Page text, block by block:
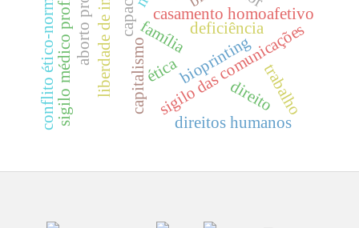
família
casamento homoafetivo
deficiência
sigilo das comunicações
sigilo médico profissional
conflito ético-normativo. bioprinting
direitos humanos
trabalho
capitalismoética
direito